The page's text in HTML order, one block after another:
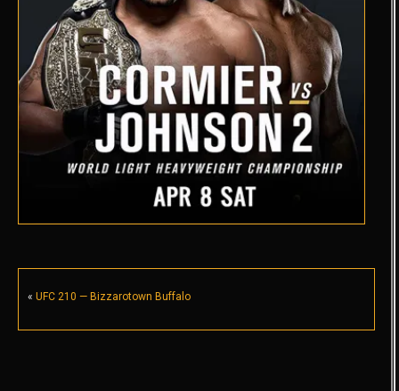
« UFC 210 — Bizzarotown Buffalo